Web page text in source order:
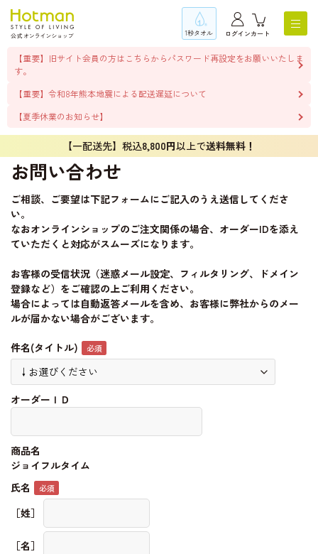
1秒タオル ログインカート
【重要】旧サイト会員の方はこちらからパスワード再設定をお願いいたしま
す。
【重要】令和8年熊本地震による配送遅延について
【夏季休業のお知らせ】
【一配送先】税込8,800円以上で送料無料！
お問い合わせ
ご相談、ご要望は下記フォームにご記入のうえ送信してくださ
い。
なおオンラインショップのご注文関係の場合、オーダーIDを添え
ていただくと対応がスムーズになります。
お客様の受信状況（迷惑メール設定、フィルタリング、ドメイン
登録など）をご確認の上ご利用ください。
場合によっては自動返答メールを含め、お客様に弊社からのメー
ルが届かない場合がございます。
件名(タイトル)
オーダーＩＤ
商品名
ジョイフルタイム
氏名
［姓］
［名］